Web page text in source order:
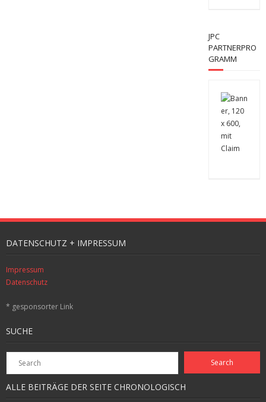
JPC
PARTNERPRO
GRAMM
DATENSCHUTZ + IMPRESSUM
Impressum
Datenschutz
* gesponsorter Link
SUCHE
ALLE BEITRÄGE DER SEITE CHRONOLOGISCH